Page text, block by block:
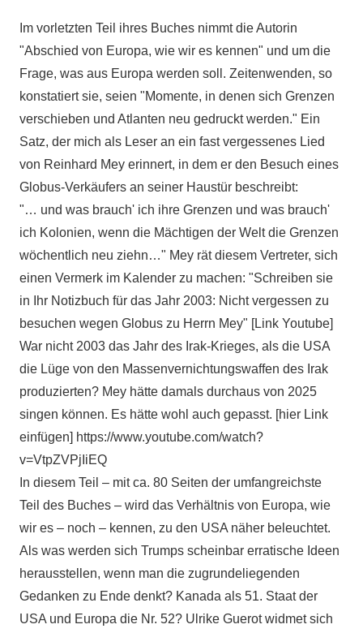
Im vorletzten Teil ihres Buches nimmt die Autorin
"Abschied von Europa, wie wir es kennen" und um die
Frage, was aus Europa werden soll. Zeitenwenden, so
konstatiert sie, seien "Momente, in denen sich Grenzen
verschieben und Atlanten neu gedruckt werden." Ein
Satz, der mich als Leser an ein fast vergessenes Lied
von Reinhard Mey erinnert, in dem er den Besuch eines
Globus-Verkäufers an seiner Haustür beschreibt:
"… und was brauch' ich ihre Grenzen und was brauch'
ich Kolonien, wenn die Mächtigen der Welt die Grenzen
wöchentlich neu ziehn…" Mey rät diesem Vertreter, sich
einen Vermerk im Kalender zu machen: "Schreiben sie
in Ihr Notizbuch für das Jahr 2003: Nicht vergessen zu
besuchen wegen Globus zu Herrn Mey" [Link Youtube]
War nicht 2003 das Jahr des Irak-Krieges, als die USA
die Lüge von den Massenvernichtungswaffen des Irak
produzierten? Mey hätte damals durchaus von 2025
singen können. Es hätte wohl auch gepasst. [hier Link
einfügen] https://www.youtube.com/watch?
v=VtpZVPjIiEQ
In diesem Teil – mit ca. 80 Seiten der umfangreichste
Teil des Buches – wird das Verhältnis von Europa, wie
wir es – noch – kennen, zu den USA näher beleuchtet.
Als was werden sich Trumps scheinbar erratische Ideen
herausstellen, wenn man die zugrundeliegenden
Gedanken zu Ende denkt? Kanada als 51. Staat der
USA und Europa die Nr. 52? Ulrike Guerot widmet sich